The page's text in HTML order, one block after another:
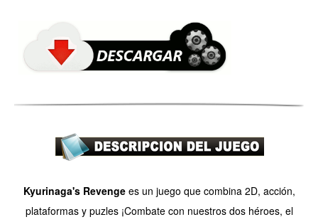
Kyurinaga's Revengees un juego que combina 2D, acción,
plataformas y puzles ¡Combate con nuestros dos héroes, el